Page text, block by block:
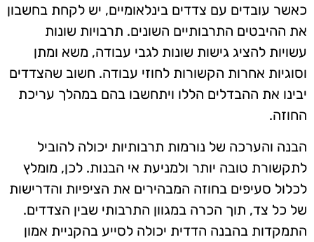
כאשר עובדים עם צדדים בינלאומיים, יש לקחת בחשבון
את ההיבטים התרבותיים השונים. תרבויות שונות
עשויות להציג גישות שונות לגבי עבודה, משא ומתן
וסוגיות אחרות הקשורות לחוזי עבודה. חשוב שהצדדים
יבינו את ההבדלים הללו ויתחשבו בהם במהלך עריכת
החוזה.
הבנה והערכה של נורמות תרבותיות יכולה להוביל
לתקשורת טובה יותר ולמניעת אי הבנות. לכן, מומלץ
לכלול סעיפים בחוזה המבהירים את הציפיות והדרישות
של כל צד, תוך הכרה במגוון התרבותי שבין הצדדים.
התמקדות בהבנה הדדית יכולה לסייע בהקניית אמון